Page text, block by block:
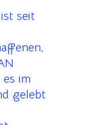
seit
im
gelebt